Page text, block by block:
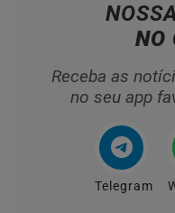
NO
Receba as
no seu app
Telegram